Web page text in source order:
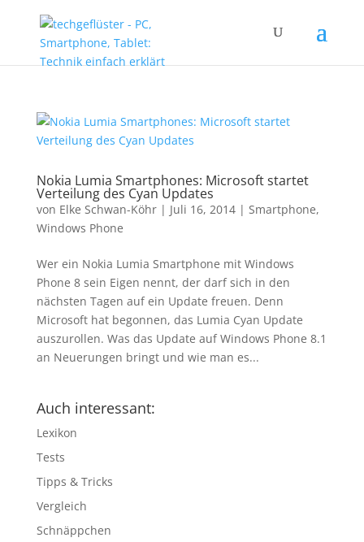
Nokia Lumia Smartphones: Microsoft startet
Verteilung des Cyan Updates
von Elke Schwan-Köhr| Juli 16, 2014| Smartphone,
Windows Phone
Wer ein Nokia Lumia Smartphone mit Windows
Phone 8 sein Eigen nennt, der darf sich in den
nächsten Tagen auf ein Update freuen. Denn
Microsoft hat begonnen, das Lumia Cyan Update
auszurollen. Was das Update auf Windows Phone 8.1
an Neuerungen bringt und wie man es...
Auch interessant:
Lexikon
Tests
Tipps & Tricks
Vergleich
Schnäppchen